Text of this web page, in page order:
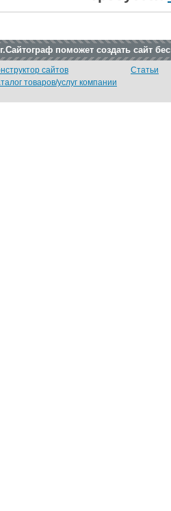
поможет создать сайт
сайтов
товаров/услуг компании
Статьи